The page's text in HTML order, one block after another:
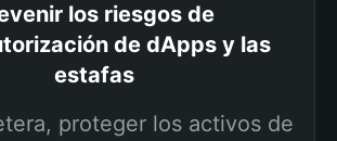
los riesgos de
de dApps y las
estafas
proteger los activos de